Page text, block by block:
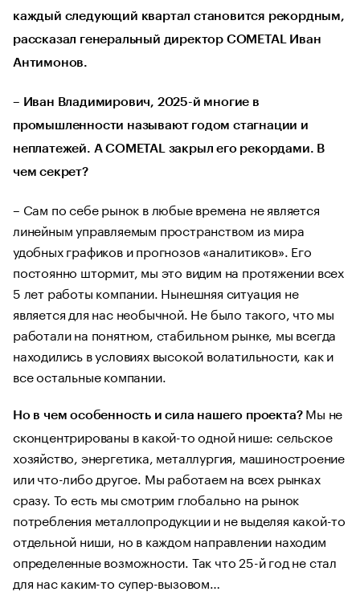
каждый следующий квартал становится рекордным,
рассказал генеральный директор COMETAL Иван
Антимонов.
– Иван Владимирович, 2025-й многие в
промышленности называют годом стагнации и
неплатежей. А COMETAL закрыл его рекордами. В
чем секрет?
– Сам по себе рынок в любые времена не является
линейным управляемым пространством из мира
удобных графиков и прогнозов «аналитиков». Его
постоянно штормит, мы это видим на протяжении всех
5 лет работы компании. Нынешняя ситуация не
является для нас необычной. Не было такого, что мы
работали на понятном, стабильном рынке, мы всегда
находились в условиях высокой волатильности, как и
все остальные компании.
Но в чем особенность и сила нашего проекта?Мы не
сконцентрированы в какой-то одной нише: сельское
хозяйство, энергетика, металлургия, машиностроение
или что-либо другое. Мы работаем на всех рынках
сразу. То есть мы смотрим глобально на рынок
потребления металлопродукции и не выделяя какой-то
отдельной ниши, но в каждом направлении находим
определенные возможности. Так что 25-й год не стал
для нас каким-то супер-вызовом…